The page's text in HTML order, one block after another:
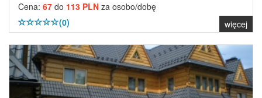
Cena: 67 do 113 PLN za osobo/dobę
(0)
więcej